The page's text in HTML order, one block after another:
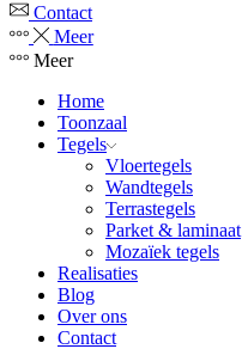
Contact
Meer
Meer
Home
Toonzaal
Tegels
Vloertegels
Wandtegels
Terrastegels
Parket & laminaat
Mozaïek tegels
Realisaties
Blog
Over ons
Contact